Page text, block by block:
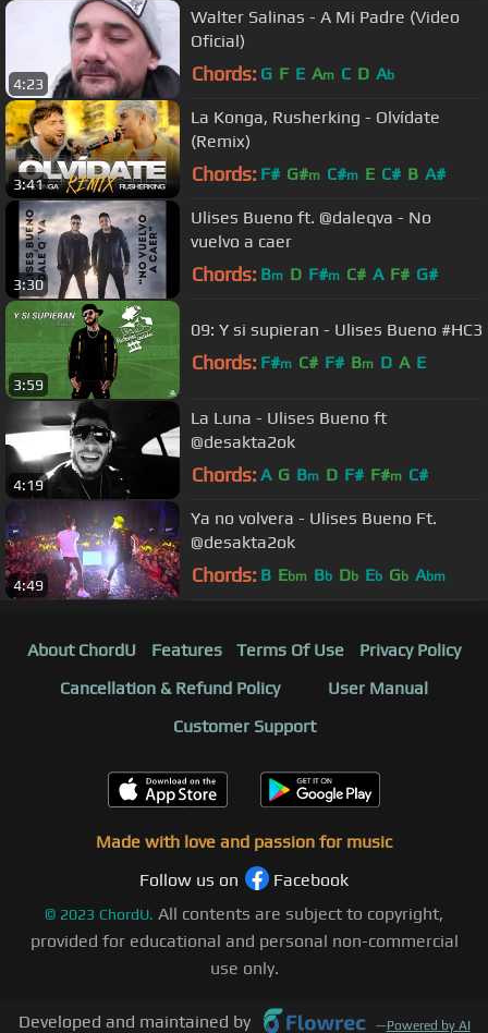
4:23
Walter Salinas - A Mi Padre (Video
Oficial)
Chords: G F E Am C D Ab
3:41
La Konga, Rusherking - Olvídate
(Remix)
Chords: F# G#m C#m E C# B A#
3:30
Ulises Bueno ft. @daleqva - No
vuelvo a caer
Chords: Bm D F#m C# A F# G#
3:59
09: Y si supieran - Ulises Bueno #HC3
Chords: F#m C# F# Bm D A E
4:19
La Luna - Ulises Bueno ft
@desakta2ok
Chords: A G Bm D F# F#m C#
4:49
Ya no volvera - Ulises Bueno Ft.
@desakta2ok
Chords: B Ebm Bb Db Eb Gb Abm
About ChordU Features Terms Of Use
Privacy Policy
Cancellation & Refund Policy
User Manual
Customer Support
Made with love and passion for music
Follow us on
Facebook
© 2023 ChordU. All contents are subject to copyright,
provided for educational and personal non-commercial
use only.
Developed and maintained by —Powered by AI